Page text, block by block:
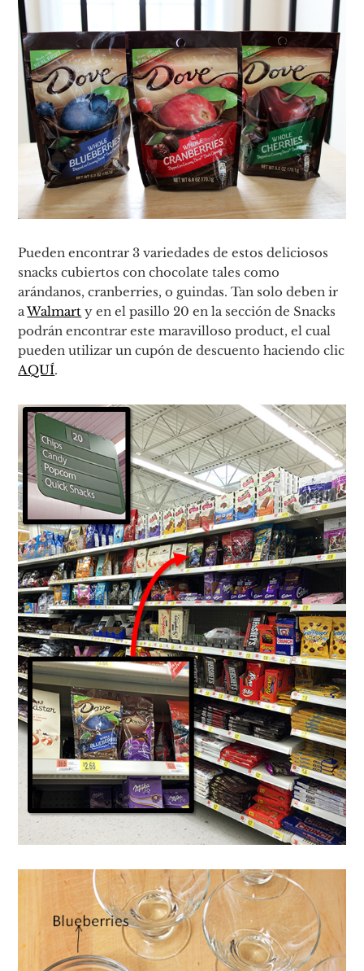
Pueden encontrar 3 variedades de estos deliciosos
snacks cubiertos con chocolate tales como
arándanos, cranberries, o guindas. Tan solo deben ir
aWalmart y en el pasillo 20 en la sección de Snacks
podrán encontrar este maravilloso product, el cual
pueden utilizar un cupón de descuento haciendo clic
AQUÍ.